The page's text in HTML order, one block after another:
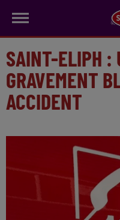
SAINT-ELIPH :
GRAVEMENT
ACCIDENT